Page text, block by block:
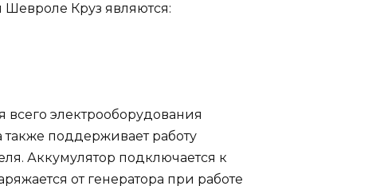
Круз являются:
электрооборудования
также поддерживает работу
Аккумулятор подключается к
от генератора при работе